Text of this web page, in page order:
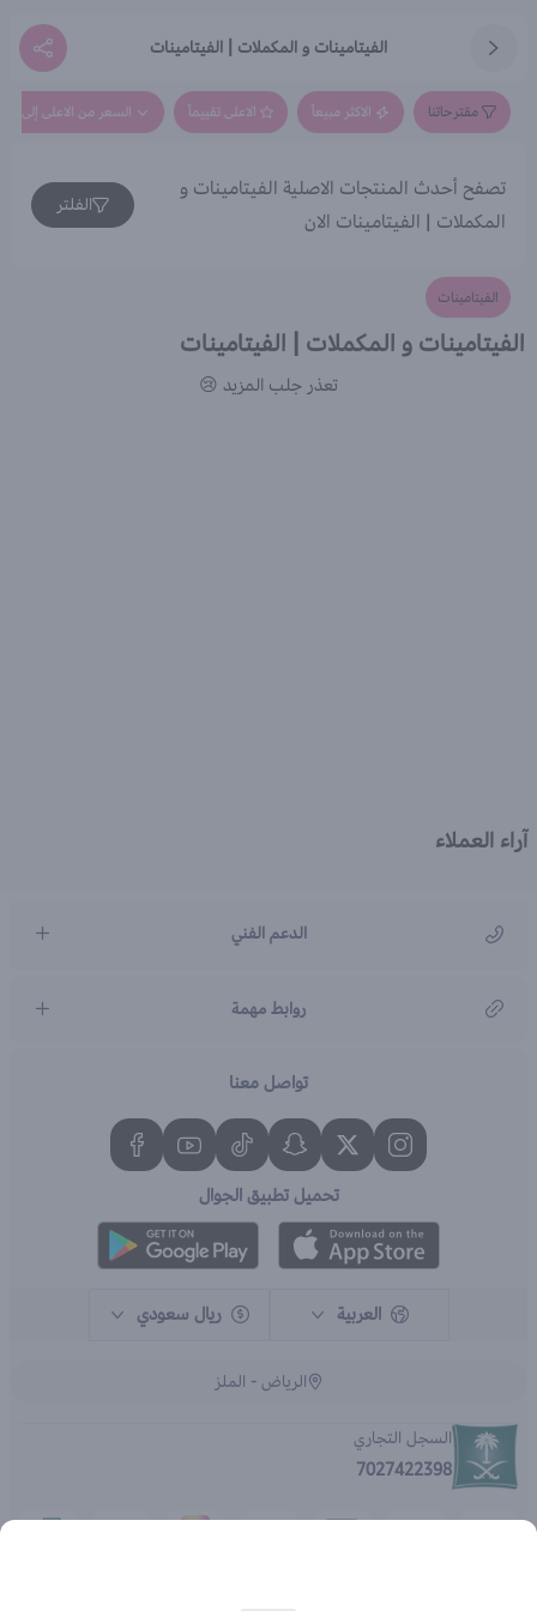
الفيتامينات و المكملات | الفيتامينات
مقترحاتنا الاكثر مبيعاً الاعلى تقييماً السعر من الاعلى إلى
تصفح أحدث المنتجات الاصلية الفيتامينات و
المكملات | الفيتامينات الان
الفلتر
الفيتامينات
الفيتامينات و المكملات | الفيتامينات
تعذر جلب المزيد 😢
آراء العملاء
الدعم الفني
روابط مهمة
تواصل معنا
تحميل تطبيق الجوال
العربية ريال سعودي
الرياض - الملز
السجل التجاري
7027422398